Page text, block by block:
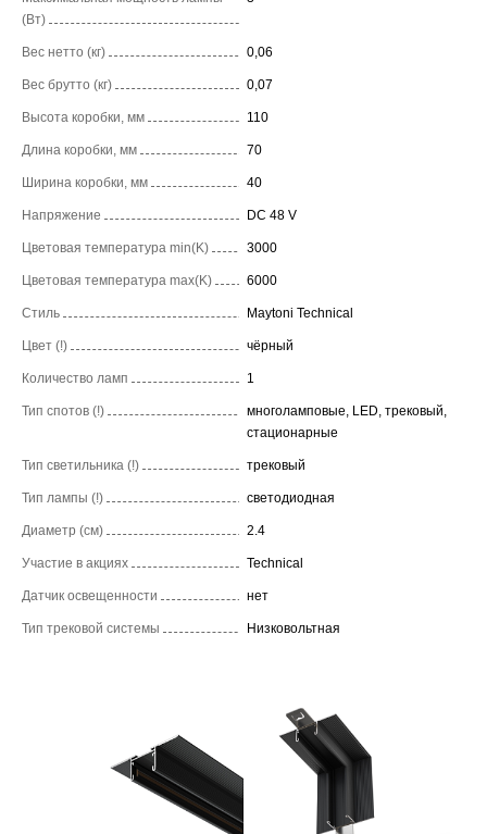
(Вт)
Вес нетто (кг) 0,06
Вес брутто (кг) 0,07
Высота коробки, мм 110
Длина коробки, мм 70
Ширина коробки, мм 40
Напряжение DC 48 V
Цветовая температура min(K) 3000
Цветовая температура max(K) 6000
Стиль Maytoni Technical
Цвет (!) чёрный
Количество ламп 1
Тип спотов (!)
многоламповые, LED, трековый,
стационарные
Тип светильника (!) трековый
Тип лампы (!) светодиодная
Диаметр (см) 2.4
Участие в акциях Technical
Датчик освещенности нет
Тип трековой системы Низковольтная